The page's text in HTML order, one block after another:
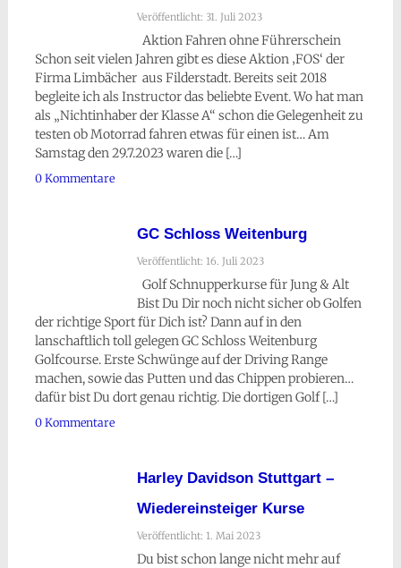
Veröffentlicht: 31. Juli 2023
Aktion Fahren ohne Führerschein
Schon seit vielen Jahren gibt es diese Aktion ‚FOS‘ der
Firma Limbächer aus Filderstadt. Bereits seit 2018
begleite ich als Instructor das beliebte Event. Wo hat man
als „Nichtinhaber der Klasse A“ schon die Gelegenheit zu
testen ob Motorrad fahren etwas für einen ist… Am
Samstag den 29.7.2023 waren die […]
0 Kommentare
GC Schloss Weitenburg
Veröffentlicht: 16. Juli 2023
Golf Schnupperkurse für Jung & Alt
Bist Du Dir noch nicht sicher ob Golfen
der richtige Sport für Dich ist? Dann auf in den
lanschaftlich toll gelegen GC Schloss Weitenburg
Golfcourse. Erste Schwünge auf der Driving Range
machen, sowie das Putten und das Chippen probieren…
dafür bist Du dort genau richtig. Die dortigen Golf […]
0 Kommentare
Harley Davidson Stuttgart –
Wiedereinsteiger Kurse
Veröffentlicht: 1. Mai 2023
Du bist schon lange nicht mehr auf